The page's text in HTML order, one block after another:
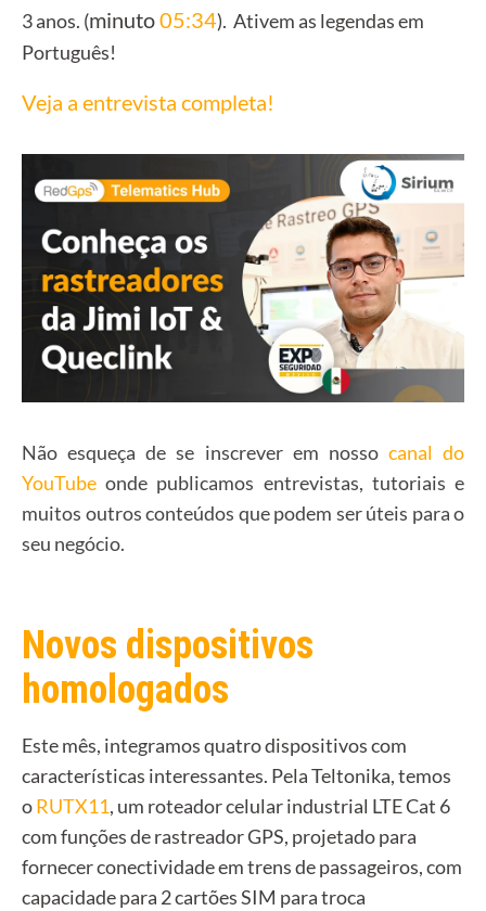
3 anos. (minuto05:34). Ativem as legendas em
Português!
Veja a entrevista completa!
Não esqueça de se inscrever em nosso canal do
YouTubeonde publicamos entrevistas, tutoriais e
muitos outros conteúdos que podem ser úteis para o
seu negócio.
Novos dispositivos
homologados
Este mês, integramos quatro dispositivos com
características interessantes. Pela Teltonika, temos
oRUTX11, um roteador celular industrial LTE Cat 6
com funções de rastreador GPS, projetado para
fornecer conectividade em trens de passageiros, com
capacidade para 2 cartões SIM para troca